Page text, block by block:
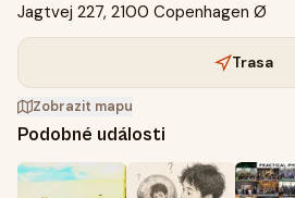
Jagtvej 227, 2100 Copenhagen Ø
Trasa
Zobrazit mapu
Podobné události